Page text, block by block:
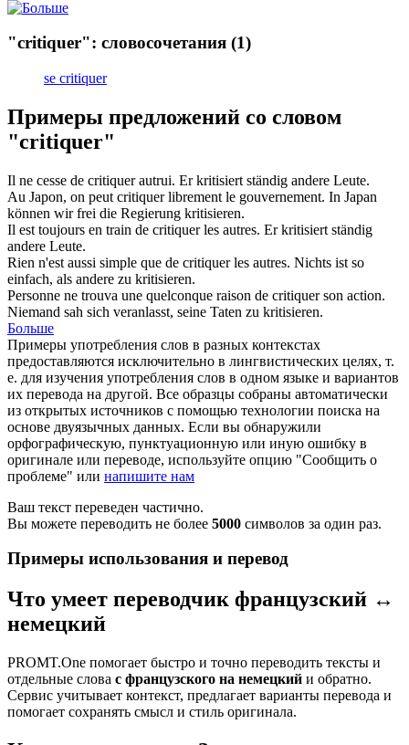
"critiquer": словосочетания (1)
se critiquer
Примеры предложений со словом
"critiquer"
Il ne cesse de critiquerautrui. Erkritisiert ständig andere Leute.
Au Japon, on peut critiquerlibrement le gouvernement. In Japan
können wir frei die Regierung kritisieren.
Il est toujours en train de critiquerles autres. Erkritisiert ständig
andere Leute.
Rien n'est aussi simple que de critiquerles autres. Nichts ist so
einfach, als andere zu kritisieren.
Personne ne trouva une quelconque raison de critiquerson action.
Niemand sah sich veranlasst, seine Taten zu kritisieren.
Больше
Примеры употребления слов в разных контекстах
предоставляются исключительно в лингвистических целях, т.
е. для изучения употребления слов в одном языке и вариантов
их перевода на другой. Все образцы собраны автоматически
из открытых источников с помощью технологии поиска на
основе двуязычных данных. Если вы обнаружили
орфографическую, пунктуационную или иную ошибку в
оригинале или переводе, используйте опцию "Сообщить о
проблеме" или напишите нам
Ваш текст переведен частично.
Вы можете переводить не более 5000 символов за один раз.
Примеры использования и перевод
Что умеет переводчик французский ↔
немецкий
PROMT.One помогает быстро и точно переводить тексты и
отдельные слова с французского на немецкий и обратно.
Сервис учитывает контекст, предлагает варианты перевода и
помогает сохранять смысл и стиль оригинала.